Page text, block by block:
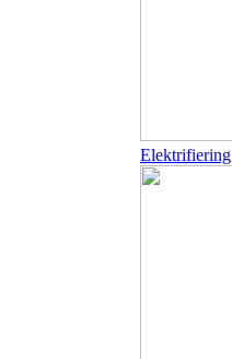
Elektrifiering